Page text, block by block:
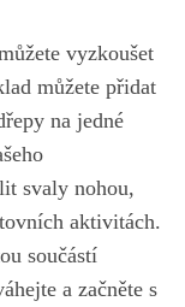
vyzkoušet
můžete přidat
na jedné
svaly ​nohou,
aktivitách.
součástí
a ‍začněte s